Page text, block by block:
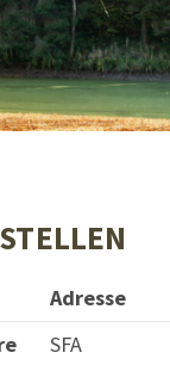
Adresse
SFA